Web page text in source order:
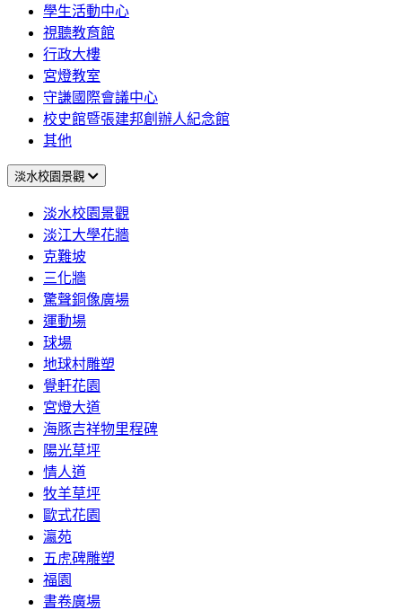
學生活動中心
視聽教育館
行政大樓
宮燈教室
守謙國際會議中心
校史館暨張建邦創辦人紀念館
其他
淡水校園景觀
淡水校園景觀
淡江大學花牆
克難坡
三化牆
驚聲銅像廣場
運動場
球場
地球村雕塑
覺軒花園
宮燈大道
海豚吉祥物里程碑
陽光草坪
情人道
牧羊草坪
歐式花園
瀛苑
五虎碑雕塑
福園
書卷廣場